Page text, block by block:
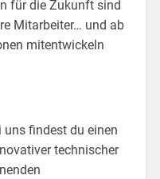
für die Zukunft sind
Mitarbeiter… und ab
mitentwickeln
findest du einen
technischer